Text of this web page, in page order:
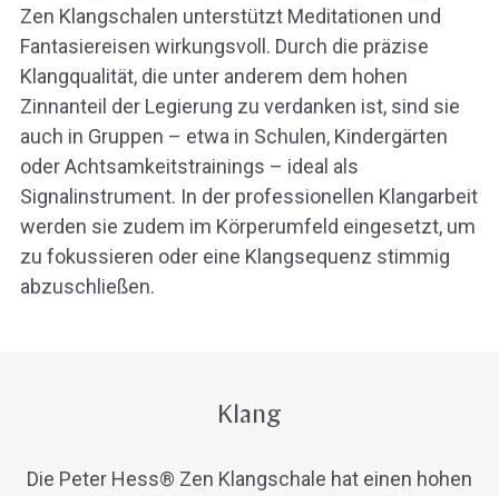
Zen Klangschalen unterstützt Meditationen und
Fantasiereisen wirkungsvoll. Durch die präzise
Klangqualität, die unter anderem dem hohen
Zinnanteil der Legierung zu verdanken ist, sind sie
auch in Gruppen – etwa in Schulen, Kindergärten
oder Achtsamkeitstrainings – ideal als
Signalinstrument. In der professionellen Klangarbeit
werden sie zudem im Körperumfeld eingesetzt, um
zu fokussieren oder eine Klangsequenz stimmig
abzuschließen.
Klang
Die Peter Hess® Zen Klangschale hat einen hohen